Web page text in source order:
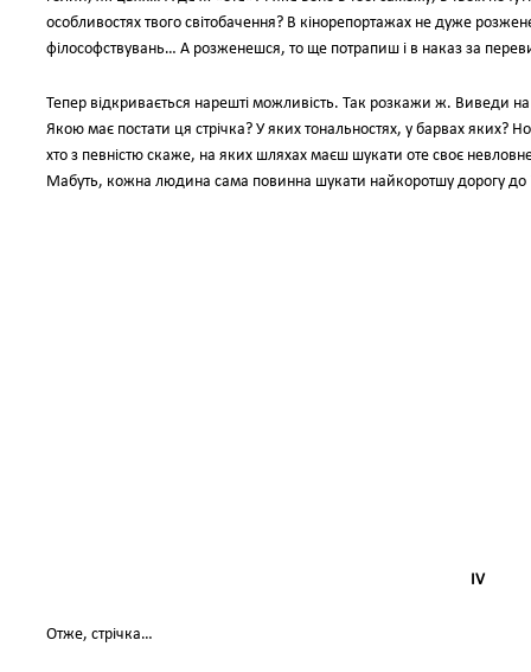
особливостях твого світобачення? В кінорепортажах не дуже
філософствувань… А розженешся, то ще потрапиш і в наказ за
Тепер відкривається нарешті можливість. Так розкажи ж. Виведи
Якою має постати ця стрічка? У яких тональностях, у барвах
хто з певністю скаже, на яких шляхах маєш шукати оте своє
Мабуть, кожна людина сама повинна шукати найкоротшу дорогу до
IV
Отже, стрічка…